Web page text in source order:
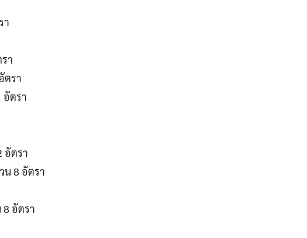
า
า
ตรา
อัตรา
อัตรา
น 8 อัตรา
8 อัตรา